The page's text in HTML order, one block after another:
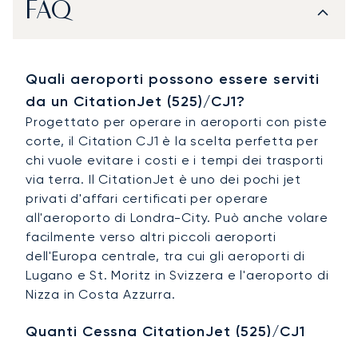
FAQ
Quali aeroporti possono essere serviti
da un CitationJet (525)/CJ1?
Progettato per operare in aeroporti con piste
corte, il Citation CJ1 è la scelta perfetta per
chi vuole evitare i costi e i tempi dei trasporti
via terra. Il CitationJet è uno dei pochi jet
privati d'affari certificati per operare
all'aeroporto di Londra-City. Può anche volare
facilmente verso altri piccoli aeroporti
dell'Europa centrale, tra cui gli aeroporti di
Lugano e St. Moritz in Svizzera e l'aeroporto di
Nizza in Costa Azzurra.
Quanti Cessna CitationJet (525)/CJ1